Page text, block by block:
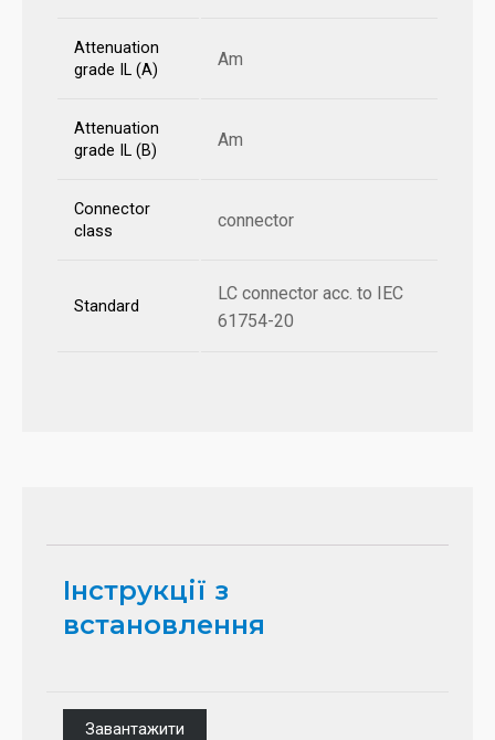
Attenuation
grade IL (A)
Am
Attenuation
grade IL (B)
Am
Connector
class
connector
Standard
LC connector acc. to IEC
61754-20
Інструкції з
встановлення
Завантажити